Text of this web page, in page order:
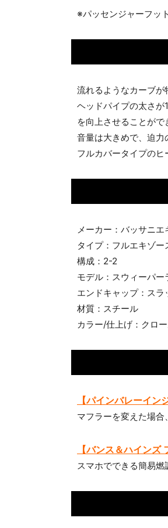
※パッセンジャーフッ
流れるようなカーブ
ヘッドパイプの太さ
を向上させることがで
音量は大きめで、迫力
フルカバータイプのヒ
メーカー：バッサニ
タイプ：フルエキゾー
構成：2-2
モデル：スウィーパー
エンドキャップ：スラ
材質：スチール
カラー/仕上げ：クロ
【パインバレーイン
マフラーを変えた場
【バンス＆ハインズ
スマホでできる簡易燃